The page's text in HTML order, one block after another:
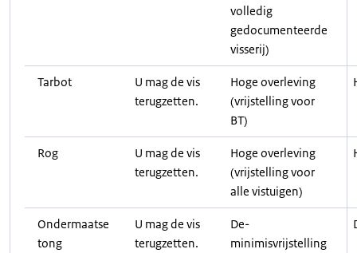
volledig
gedocumenteerde
visserij)
Tarbot
U mag de vis
terugzetten.
Hoge overleving
(vrijstelling voor
BT)
Rog
U mag de vis
terugzetten.
Hoge overleving
(vrijstelling voor
alle vistuigen)
Ondermaatse
tong
U mag de vis
terugzetten.
De-
minimisvrijstelling